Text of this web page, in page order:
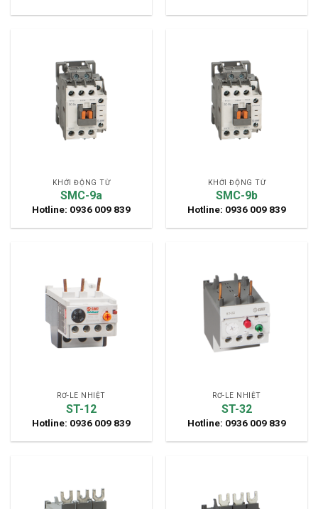
KHỞI ĐỘNG TỪ
SMC-9a
Hotline: 0936 009 839
KHỞI ĐỘNG TỪ
SMC-9b
Hotline: 0936 009 839
RƠ-LE NHIỆT
ST-12
Hotline: 0936 009 839
RƠ-LE NHIỆT
ST-32
Hotline: 0936 009 839